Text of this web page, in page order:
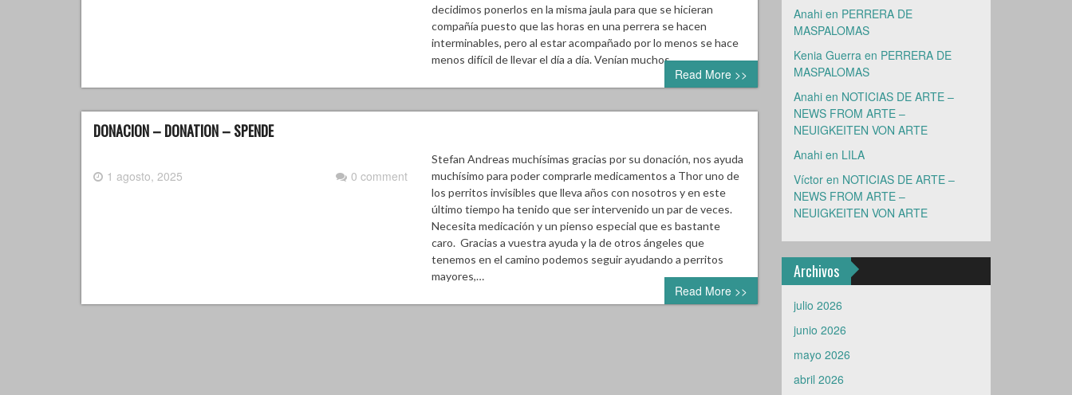
decidimos ponerlos en la misma jaula para que se hicieran
compañía puesto que las horas en una perrera se hacen
interminables, pero al estar acompañado por lo menos se hace
menos difícil de llevar el día a día. Venían muchos…
Read More >>
DONACION – DONATION – SPENDE
1 agosto, 2025 0 comment
Stefan Andreas muchísimas gracias por su donación, nos ayuda
muchísimo para poder comprarle medicamentos a Thor uno de
los perritos invisibles que lleva años con nosotros y en este
último tiempo ha tenido que ser intervenido un par de veces.
Necesita medicación y un pienso especial que es bastante
caro. Gracias a vuestra ayuda y la de otros ángeles que
tenemos en el camino podemos seguir ayudando a perritos
mayores,…
Read More >>
Anahien PERRERA DE
MASPALOMAS
Kenia Guerraen PERRERA DE
MASPALOMAS
Anahien NOTICIAS DE ARTE –
NEWS FROM ARTE –
NEUIGKEITEN VON ARTE
Anahien LILA
Víctoren NOTICIAS DE ARTE –
NEWS FROM ARTE –
NEUIGKEITEN VON ARTE
Archivos
julio 2026
junio 2026
mayo 2026
abril 2026